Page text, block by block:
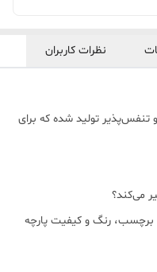
نظرات کاربران
تنفس‌پذیر تولید شده که برای
رنگ و کیفیت پارچه